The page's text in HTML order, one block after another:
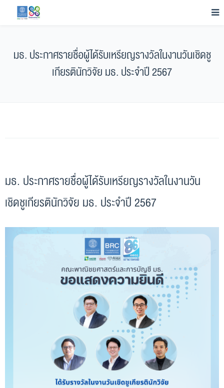
มธ. ประกาศรายชื่อผู้ได้รับเหรียญรางวัลในงานวันเชิดชู
เกียรตินักวิจัย มธ. ประจำปี 2567
มธ. ประกาศรายชื่อผู้ได้รับเหรียญรางวัลในงานวัน
เชิดชูเกียรตินักวิจัย มธ. ประจำปี 2567